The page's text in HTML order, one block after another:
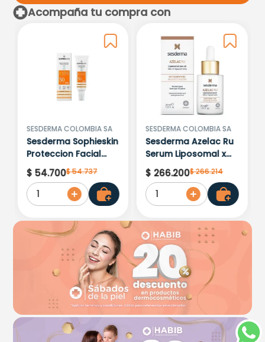
Por favor, inicia sesión para
escribir un comentario.
Más reciente
Acompaña tu compra con
SESDERMA COLOMBIA SA
Sesderma Sophieskin
Proteccion Facial
Kids Hypoallergenic
Spf 500 Moisturising
$ 54.700$54.737
1
SESDERMA COLOMBIA SA
Sesderma Azelac Ru
Serum Liposomal x
30ml
$ 266.200$266.214
1